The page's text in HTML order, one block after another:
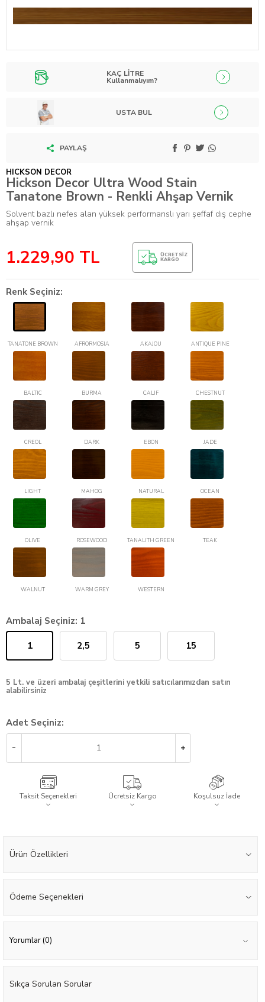
KAÇ LİTRE
Kullanmalıyım?
USTA BUL
PAYLAŞ
HICKSON DECOR
Hickson Decor Ultra Wood Stain
Tanatone Brown - Renkli Ahşap Vernik
Solvent bazlı nefes alan yüksek performanslı yarı şeffaf dış cephe
ahşap vernik
1.229,90 TL ÜCRETSIZ
KARGO
Renk Seçiniz:
TANATONE BROWN AFRORMOSIA AKAJOU ANTIQUE PINE
BALTIC BURMA CALIF CHESTNUT
CREOL DARK EBON JADE
LIGHT MAHOG NATURAL OCEAN
OLIVE ROSEWOOD TANALITH GREEN TEAK
WALNUT WARM GREY WESTERN
Ambalaj Seçiniz: 1
1 2,5 5 15
5 Lt. ve üzeri ambalaj çeşitlerini yetkili satıcılarımızdan satın
alabilirsiniz
Adet Seçiniz:
Taksit Seçenekleri Ücretsiz Kargo Koşulsuz İade
Ürün Özellikleri
Ödeme Seçenekleri
Yorumlar (0)
Sıkça Sorulan Sorular